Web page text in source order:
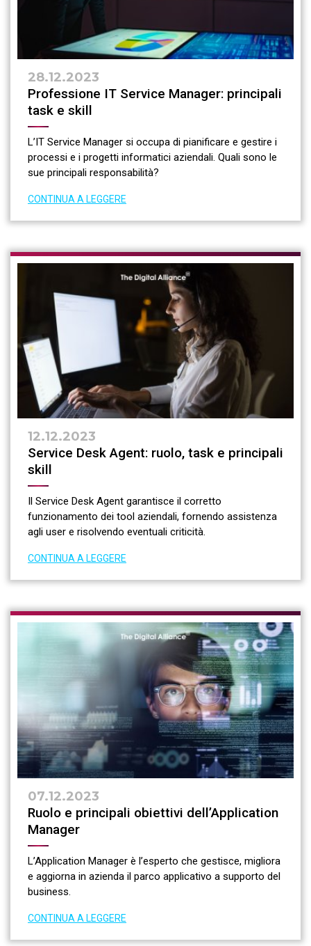
28.12.2023
Professione IT Service Manager: principali
task e skill
L’IT Service Manager si occupa di pianificare e gestire i
processi e i progetti informatici aziendali. Quali sono le
sue principali responsabilità?
CONTINUA A LEGGERE
12.12.2023
Service Desk Agent: ruolo, task e principali
skill
Il Service Desk Agent garantisce il corretto
funzionamento dei tool aziendali, fornendo assistenza
agli user e risolvendo eventuali criticità.
CONTINUA A LEGGERE
07.12.2023
Ruolo e principali obiettivi dell’Application
Manager
L’Application Manager è l’esperto che gestisce, migliora
e aggiorna in azienda il parco applicativo a supporto del
business.
CONTINUA A LEGGERE